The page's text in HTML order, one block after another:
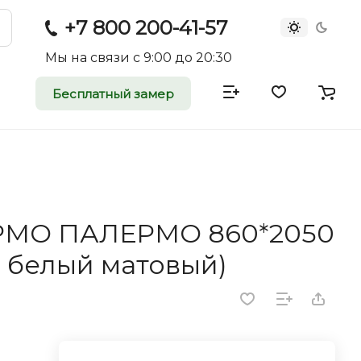
+7 800 200-41-57
Мы на связи с 9:00 до 20:30
Бесплатный замер
ПАЛЕРМО 860*2050
матовый)
и
приглашает к
дизайнеров и